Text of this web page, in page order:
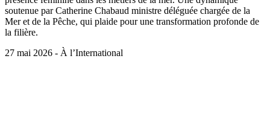
soutenue par Catherine Chabaud ministre déléguée chargée de la
Mer et de la Pêche, qui plaide pour une transformation profonde de
la filière.
27 mai 2026 - À l’International